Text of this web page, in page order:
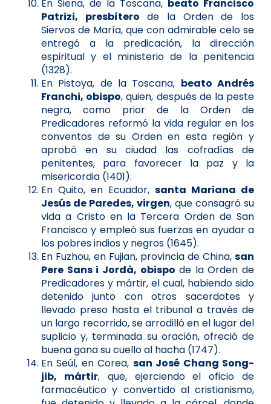
En Siena, de la Toscana, beato Francisco
Patrizi, presbítero de la Orden de los
Siervos de María, que con admirable celo se
entregó a la predicación, la dirección
espiritual y el ministerio de la penitencia
(1328).
En Pistoya, de la Toscana, beato Andrés
Franchi, obispo, quien, después de la peste
negra, como prior de la Orden de
Predicadores reformó la vida regular en los
conventos de su Orden en esta región y
aprobó en su ciudad las cofradías de
penitentes, para favorecer la paz y la
misericordia (1401).
En Quito, en Ecuador, santa Mariana de
Jesús de Paredes, virgen, que consagró su
vida a Cristo en la Tercera Orden de San
Francisco y empleó sus fuerzas en ayudar a
los pobres indios y negros (1645).
En Fuzhou, en Fujian, provincia de China, san
Pere Sans i Jordà, obispo de la Orden de
Predicadores y mártir, el cual, habiendo sido
detenido junto con otros sacerdotes y
llevado preso hasta el tribunal a través de
un largo recorrido, se arrodilló en el lugar del
suplicio y, terminada su oración, ofreció de
buena gana su cuello al hacha (1747).
En Seúl, en Corea, san José Chang Song-
jib, mártir, que, ejerciendo el oficio de
farmacéutico y convertido al cristianismo,